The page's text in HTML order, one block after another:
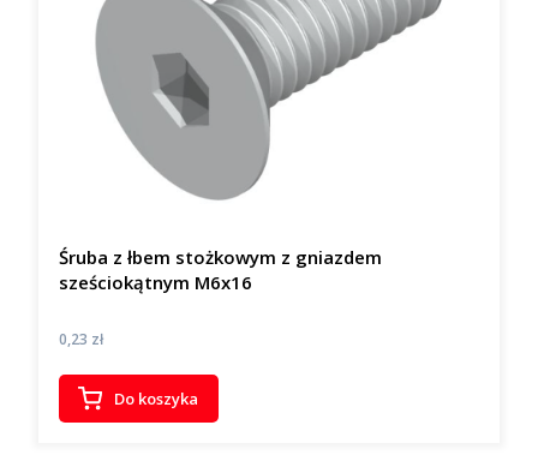
Śruba z łbem stożkowym z gniazdem
sześciokątnym M6x16
Cena
0,23 zł
Do koszyka